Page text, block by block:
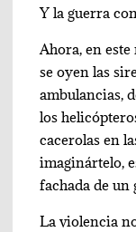
Y la guerra
Ahora, en
se oyen las
ambulancias,
los
cacerolas en
imaginártelo,
fachada de un
La violencia